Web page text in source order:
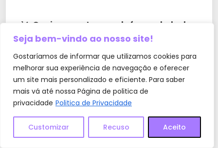
Seja bem-vindo ao nosso site!
Gostaríamos de informar que utilizamos cookies para
melhorar sua experiência de navegação e oferecer
um site mais personalizado e eficiente. Para saber
mais vá até nossa Página de politica de
privacidade Politica de Privacidade
Customizar Recuso Aceito
Quais as vantagens de fazer o bolo de
carne com antecedência?
É uma ótima opção para economizar tempo e
organizar as refeições da semana.